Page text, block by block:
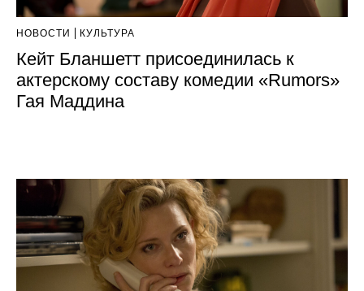
НОВОСТИ КУЛЬТУРА
Кейт Бланшетт присоединилась к
актерскому составу комедии «Rumors»
Гая Маддина